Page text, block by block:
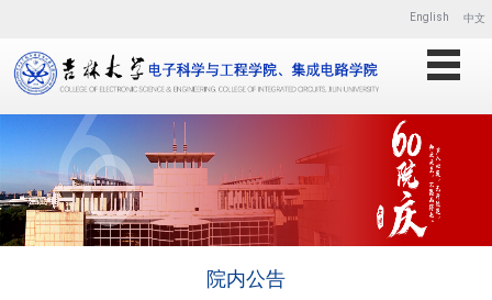
English 中文
院内公告